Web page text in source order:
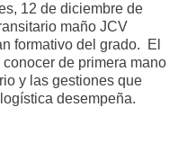
12 de diciembre de
maño JCV
formativo del grado. El
de primera mano
y las gestiones que
desempeña.